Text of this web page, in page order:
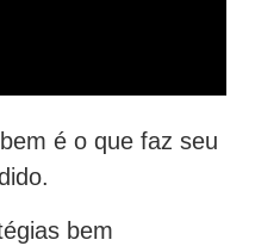
é o que faz seu
bem